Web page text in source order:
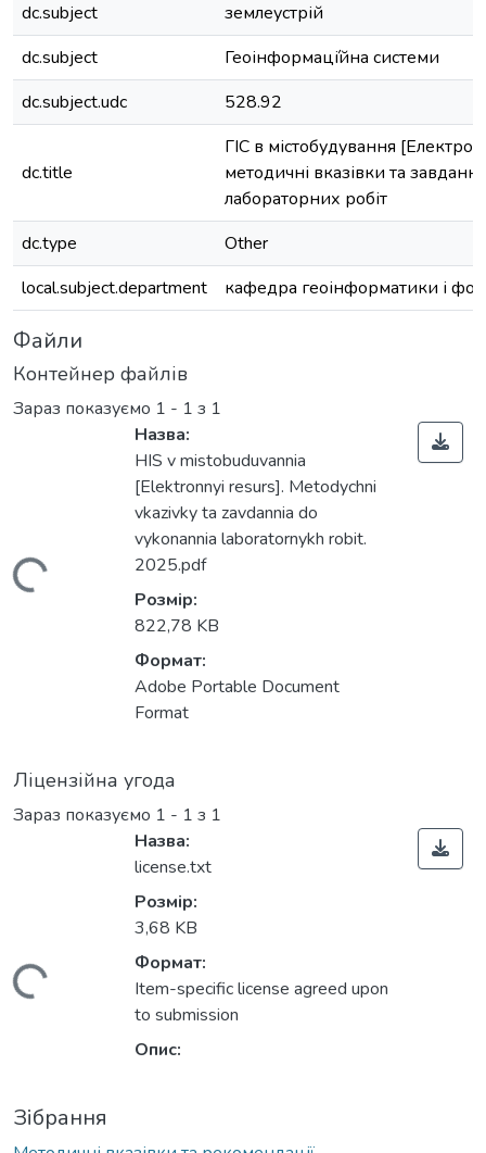
dc.subject
землеустрій
dc.subject
Геоінформаці́йна системи
dc.subject.udc
528.92
dc.title
ГІС в містобудування
методичні вказівки та
лабораторних робіт
dc.type
Other
local.subject.department
кафедра геоінформатики і
Файли
Контейнер файлів
Зараз показуємо 1 - 1 з 1
Вантажиться...
Назва:
HIS v mistobuduvannia
[Elektronnyi resurs]. Metodychni
vkazivky ta zavdannia do
vykonannia laboratornykh robit.
2025.pdf
Розмір:
822,78 KB
Формат:
Adobe Portable Document
Format
Ліцензійна угода
Зараз показуємо 1 - 1 з 1
Вантажиться...
Назва:
license.txt
Розмір:
3,68 KB
Формат:
Item-specific license agreed upon
to submission
Опис:
Зібрання